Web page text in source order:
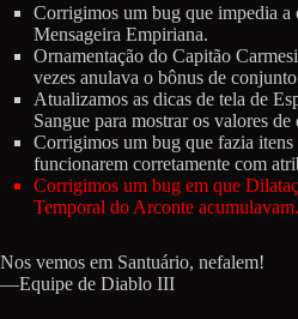
Corrigimos um bug que impedia a
Mensageira Empiriana.
Ornamentação do Capitão
vezes anulava o bônus de
Atualizamos as dicas de tela de
Sangue para mostrar os valores de
Corrigimos um bug que fazia
funcionarem corretamente com
Corrigimos um bug em que
Temporal do Arconte acumulavam.
Nos vemos em Santuário, nefalem!
—Equipe de Diablo III